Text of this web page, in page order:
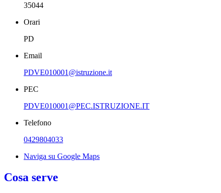
35044
Orari
PD
Email
PDVE010001@istruzione.it
PEC
PDVE010001@PEC.ISTRUZIONE.IT
Telefono
0429804033
Naviga su Google Maps
Cosa serve